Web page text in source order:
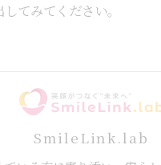
てみてください。
SmileLink.lab